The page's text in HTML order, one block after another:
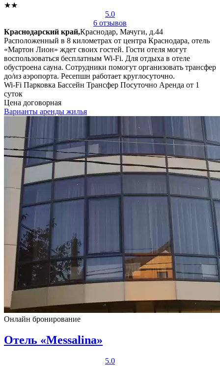
★★
5.0
6 отзывов
Краснодарский край,Краснодар, Мачуги, д.44
Расположенный в 8 километрах от центра Краснодара, отель
«Мартон Лион» ждет своих гостей. Гости отеля могут
воспользоваться бесплатным Wi-Fi. Для отдыха в отеле
обустроена сауна. Сотрудники помогут организовать трансфер
до/из аэропорта. Ресепшн работает круглосуточно.
Wi-Fi Парковка Бассейн Трансфер Посуточно Аренда от 1
суток
Цена договорная
Варианты аренды жилья
Онлайн бронирование
Отель «Messalina»
5.0